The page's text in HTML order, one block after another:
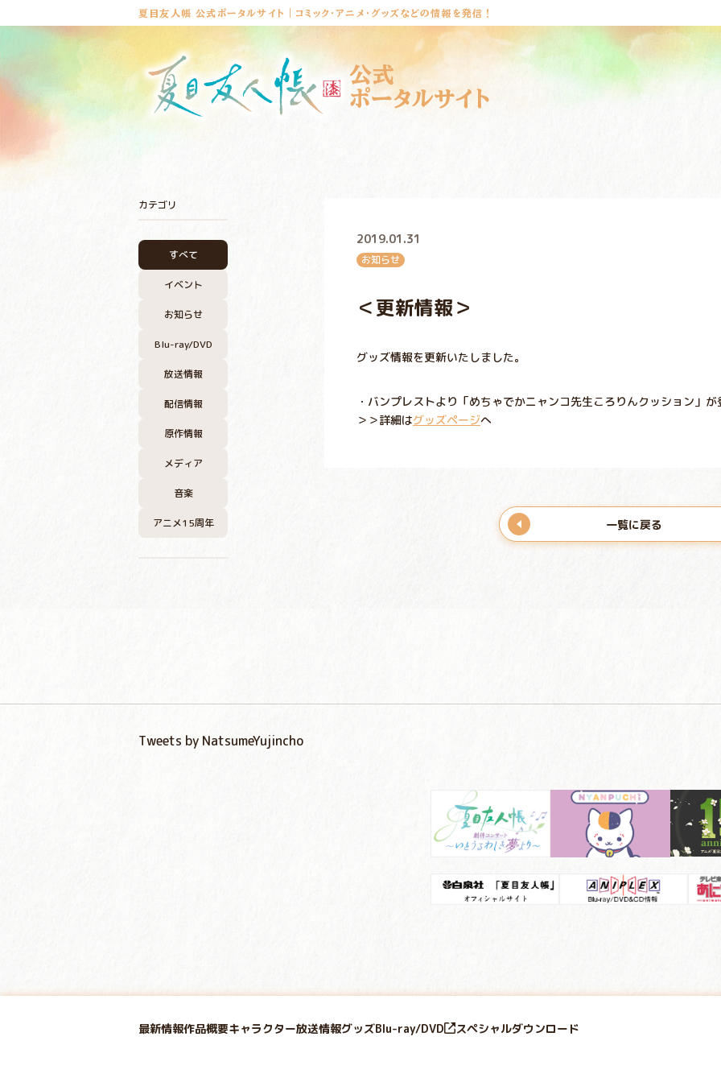
夏目友人帳 公式ポータルサイト｜コミック・アニメ・グッズなどの情報を発信！
公式
ポータルサイト
カテゴリ
すべて
イベント
お知らせ
Blu-ray/DVD
放送情報
配信情報
原作情報
メディア
音楽
アニメ15周年
2019.01.31
お知らせ
＜更新情報＞
グッズ情報を更新いたしました。
・バンプレストより「めちゃでかニャンコ先生ころりんクッション」が
＞＞詳細はグッズページへ
一覧に戻る
Tweets by NatsumeYujincho
最新情報作品概要キャラクター放送情報グッズBlu-ray/DVD スペシャルダウンロード